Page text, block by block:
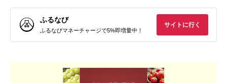
ふるなび
ふるなびマネーチャージで5%即増量中！
サイトに行く